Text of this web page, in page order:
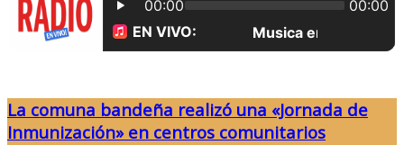
La comuna bandeña realizó una «Jornada de
Inmunización» en centros comunitarios